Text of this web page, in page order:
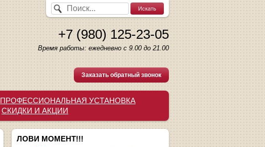
+7 (980) 125-23-05
Время работы: ежедневно с 9.00 до 21.00
Заказать обратный звонок
ПРОФЕССИОНАЛЬНАЯ УСТАНОВКА
СКИДКИ И АКЦИИ
ЛОВИ МОМЕНТ!!!